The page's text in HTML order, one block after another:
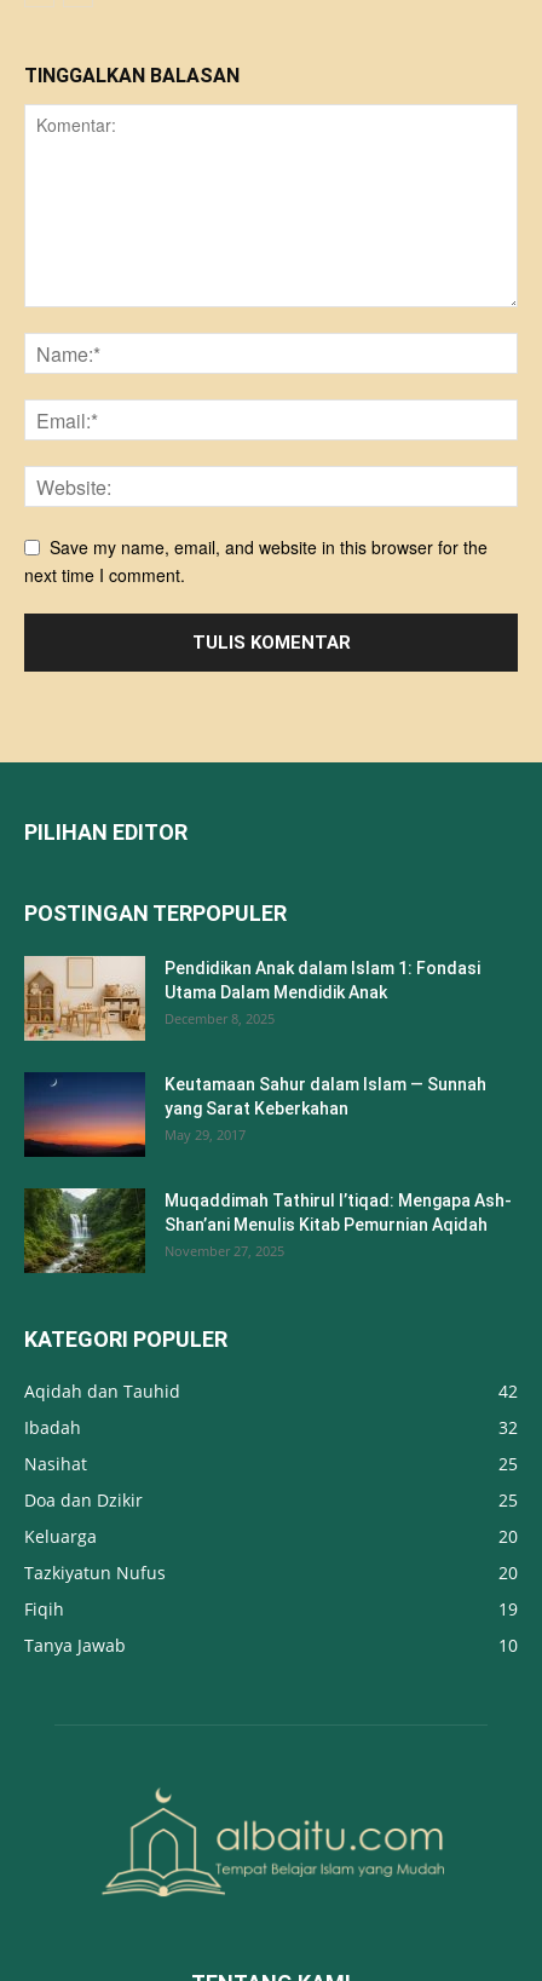
TINGGALKAN BALASAN
Save my name, email, and website in this browser for the
next time I comment.
PILIHAN EDITOR
POSTINGAN TERPOPULER
Pendidikan Anak dalam Islam 1: Fondasi
Utama Dalam Mendidik Anak
December 8, 2025
Keutamaan Sahur dalam Islam — Sunnah
yang Sarat Keberkahan
May 29, 2017
Muqaddimah Tathirul I’tiqad: Mengapa Ash-
Shan’ani Menulis Kitab Pemurnian Aqidah
November 27, 2025
KATEGORI POPULER
Aqidah dan Tauhid
42
Ibadah
32
Nasihat
25
Doa dan Dzikir
25
Keluarga
20
Tazkiyatun Nufus
20
Fiqih
19
Tanya Jawab
10